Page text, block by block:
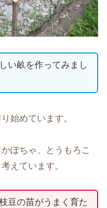
い畝を作ってみまし
始めています。
ぼちゃ、とうもろこ
えています。
豆の苗がうまく育た